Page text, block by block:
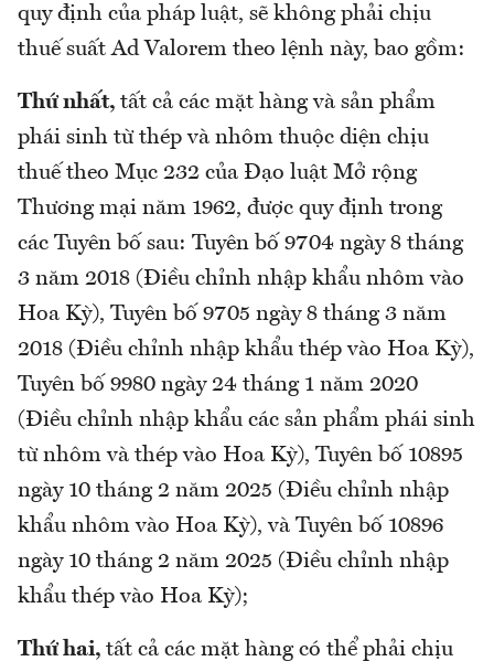
quy định của pháp luật, sẽ không phải chịu
thuế suất Ad Valorem theo lệnh này, bao gồm:
Thứ nhất, tất cả các mặt hàng và sản phẩm
phái sinh từ thép và nhôm thuộc diện chịu
thuế theo Mục 232 của Đạo luật Mở rộng
Thương mại năm 1962, được quy định trong
các Tuyên bố sau: Tuyên bố 9704 ngày 8 tháng
3 năm 2018 (Điều chỉnh nhập khẩu nhôm vào
Hoa Kỳ), Tuyên bố 9705 ngày 8 tháng 3 năm
2018 (Điều chỉnh nhập khẩu thép vào Hoa Kỳ),
Tuyên bố 9980 ngày 24 tháng 1 năm 2020
(Điều chỉnh nhập khẩu các sản phẩm phái sinh
từ nhôm và thép vào Hoa Kỳ), Tuyên bố 10895
ngày 10 tháng 2 năm 2025 (Điều chỉnh nhập
khẩu nhôm vào Hoa Kỳ), và Tuyên bố 10896
ngày 10 tháng 2 năm 2025 (Điều chỉnh nhập
khẩu thép vào Hoa Kỳ);
Thứ hai, tất cả các mặt hàng có thể phải chịu